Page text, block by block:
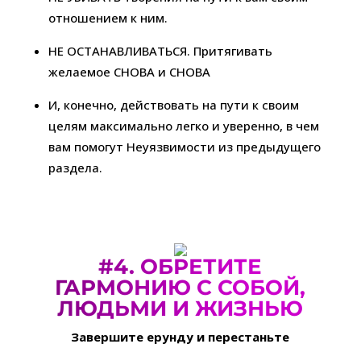
отношением к ним.
НЕ ОСТАНАВЛИВАТЬСЯ. Притягивать
желаемое СНОВА и СНОВА
И, конечно, действовать на пути к своим
целям максимально легко и уверенно, в чем
вам помогут Неуязвимости из предыдущего
раздела.
#4. ОБРЕТИТЕ
ГАРМОНИЮ С СОБОЙ,
ЛЮДЬМИ И ЖИЗНЬЮ
Завершите ерунду и перестаньте